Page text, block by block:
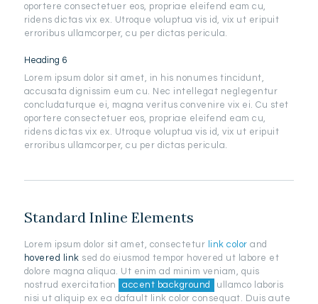
oportere consectetuer eos, propriae eleifend eam cu,
ridens dictas vix ex. Utroque voluptua vis id, vix ut eripuit
erroribus ullamcorper, cu per dictas pericula.
Heading 6
Lorem ipsum dolor sit amet, in his nonumes tincidunt,
accusata dignissim eum cu. Nec intellegat neglegentur
concludaturque ei, magna veritus convenire vix ei. Cu stet
oportere consectetuer eos, propriae eleifend eam cu,
ridens dictas vix ex. Utroque voluptua vis id, vix ut eripuit
erroribus ullamcorper, cu per dictas pericula.
Standard Inline Elements
Lorem ipsum dolor sit amet, consectetur link color and
hovered link sed do eiusmod tempor hovered ut labore et
dolore magna aliqua. Ut enim ad minim veniam, quis
nostrud exercitation
accent background
ullamco laboris
nisi ut aliquip ex ea dafault link color consequat. Duis aute